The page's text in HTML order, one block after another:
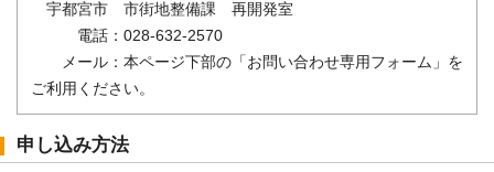
宇都宮市 市街地整備課 再開発室
電話：028-632-2570
メール：本ページ下部の「お問い合わせ専用フォーム」を
ご利用ください。
申し込み方法